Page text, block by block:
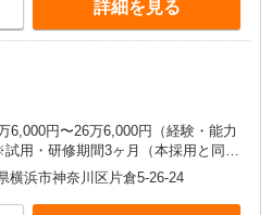
詳細を見る
6,000円〜26万6,000円（経験・能力
用・研修期間3ヶ月（本採用と同
横浜市神奈川区片倉5-26-24